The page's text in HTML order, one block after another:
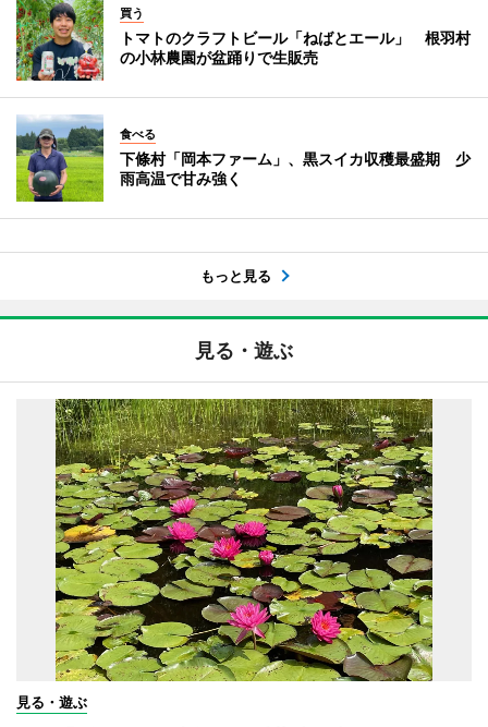
買う
トマトのクラフトビール「ねばとエール」 根羽村
の小林農園が盆踊りで生販売
食べる
下條村「岡本ファーム」、黒スイカ収穫最盛期 少
雨高温で甘み強く
もっと見る
見る・遊ぶ
見る・遊ぶ